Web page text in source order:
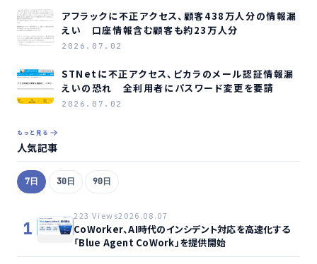
アフラックに不正アクセス、顧客438万人分の情報漏
えい 口座情報含む顧客も約23万人分
2026.07.02
STNetに不正アクセス、ピカラのメール認証情報漏
えいの恐れ 全利用者にパスワード変更を要請
2026.07.02
もっと見る
人気記事
7日 30日 90日
1
223 Views2026.08.07
CoWorker、AI時代のインシデント対応を高速化する
「Blue Agent CoWork」を提供開始